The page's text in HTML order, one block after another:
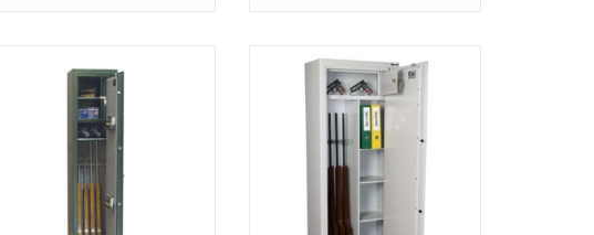
- 175x38 cm
- Ruimte voor 6 geweren
- 1 binnenkluis
- Vanaf 90 kg
TOEVOEGEN AAN WINKELWAGEN
- luxe S-2 hendel
- 1 binnenkluizen
- 3 verstelbare legborden
- 4 geweren
TOEVOEGEN AAN WINKELWAGEN